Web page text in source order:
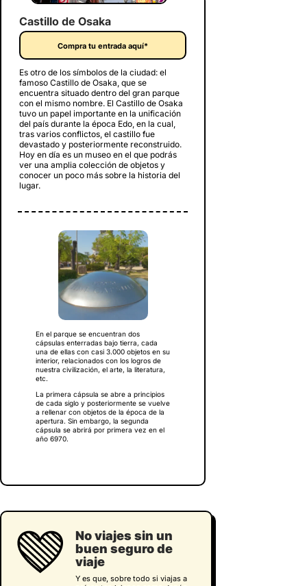
Castillo de Osaka
Compra tu entrada aquí*
Es otro de los símbolos de la ciudad: el
famoso Castillo de Osaka, que se
encuentra situado dentro del gran parque
con el mismo nombre. El Castillo de Osaka
tuvo un papel importante en la unificación
del país durante la época Edo, en la cual,
tras varios conflictos, el castillo fue
devastado y posteriormente reconstruido.
Hoy en día es un museo en el que podrás
ver una amplia colección de objetos y
conocer un poco más sobre la historia del
lugar.
En el parque se encuentran dos
cápsulas enterradas bajo tierra, cada
una de ellas con casi 3.000 objetos en su
interior, relacionados con los logros de
nuestra civilización, el arte, la literatura,
etc.
La primera cápsula se abre a principios
de cada siglo y posteriormente se vuelve
a rellenar con objetos de la época de la
apertura. Sin embargo, la segunda
cápsula se abrirá por primera vez en el
año 6970.
No viajes sin un
buen seguro de
viaje
Y es que, sobre todo si viajas a